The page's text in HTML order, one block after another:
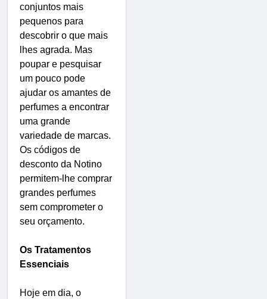
conjuntos mais
pequenos para
descobrir o que mais
lhes agrada. Mas
poupar e pesquisar
um pouco pode
ajudar os amantes de
perfumes a encontrar
uma grande
variedade de marcas.
Os códigos de
desconto da Notino
permitem-lhe comprar
grandes perfumes
sem comprometer o
seu orçamento.
Os Tratamentos
Essenciais
Hoje em dia, o